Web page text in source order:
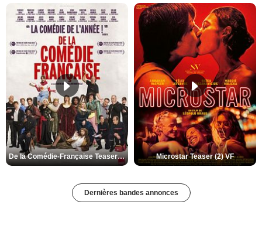
De la Comédie-Française Teaser (3) VF Microstar Teaser (2) VF
Dernières bandes annonces